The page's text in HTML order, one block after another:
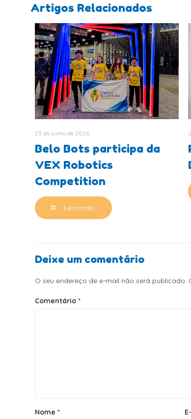
Artigos Relacionados
23 de junho de 2026
Belo Bots participa da
VEX Robotics
Competition
Leia mais
Deixe um comentário
O seu endereço de e-mail não será publicado.
Comentário*
Nome*